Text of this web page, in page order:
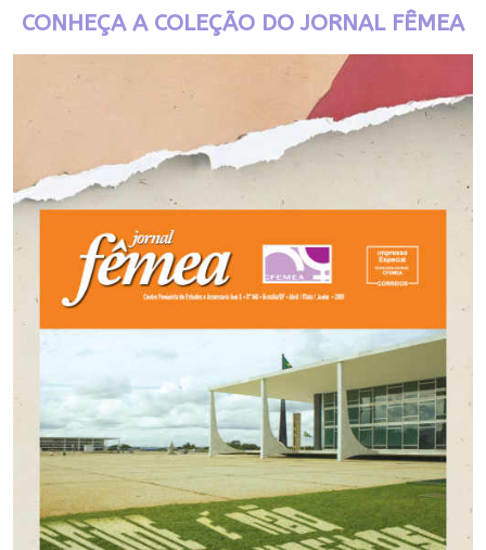
CONHEÇA A COLEÇÃO DO JORNAL FÊMEA